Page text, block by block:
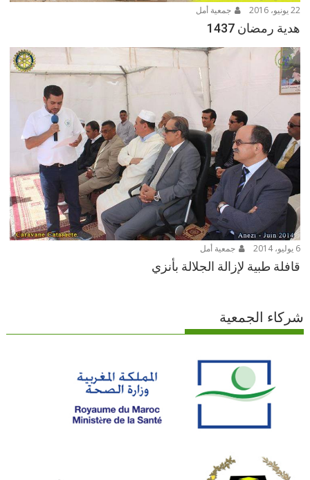
22 يونيو، 2016 جمعية أمل
هدية رمضان 1437
6 يوليو، 2014 جمعية أمل
قافلة طبية لإزالة الجلالة بأنزي
شركاء الجمعية